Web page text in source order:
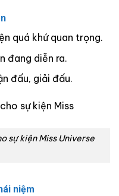
quá khứ quan trọng.
đang diễn ra.
đấu, giải đấu.
sự kiện Miss Universe
niệm